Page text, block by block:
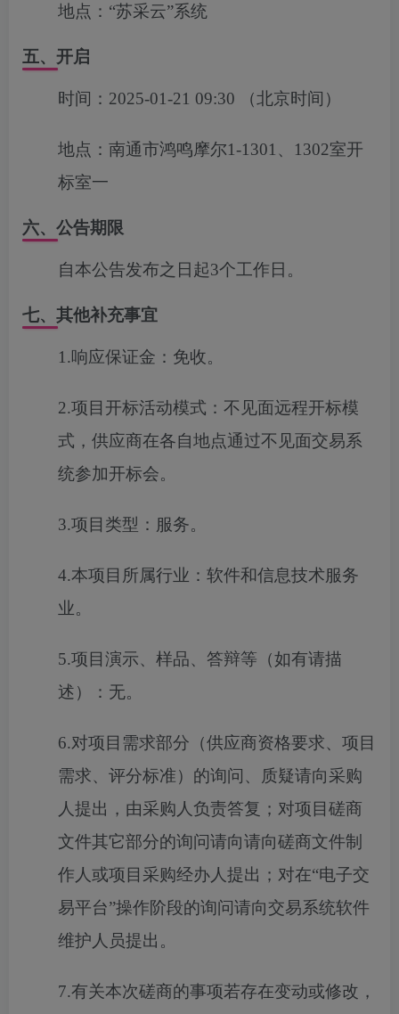
地点： “苏采云”系统
五、开启
时间： 2025-01-21 09:30 （北京时间）
地点： 南通市鸿鸣摩尔1-1301、1302室开
标室一
六、公告期限
自本公告发布之日起3个工作日。
七、其他补充事宜
1.响应保证金：免收。
2.项目 开标活动模式： 不见面远程开标模
式，供应商在各自地点通过不见面交易系
统参加开标会。
3.项目类型：服务。
4.本项目所属行业：软件和信息技术服务
业。
5.项目演示、样品、答辩等（如有请描
述）：无。
6.对项目需求部分（供应商资格要求、项目
需求、评分标准）的询问、质疑请向采购
人提出，由采购人负责答复；对项目磋商
文件其它部分的询问请向请向磋商文件制
作人或项目采购经办人提出；对在“电子交
易平台”操作阶段的询问请向交易系统软件
维护人员提出。
7.有关本次磋商的事项若存在变动或修改，